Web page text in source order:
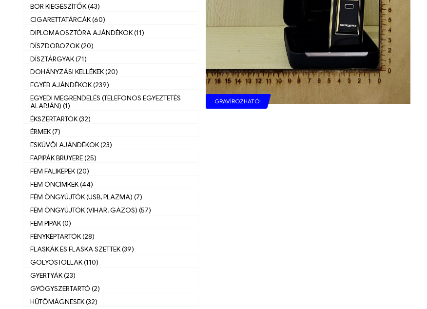
GRAVÍROZHATÓ!
BOR KIEGÉSZÍTŐK (43)
CIGARETTATÁRCÁK (60)
DIPLOMAOSZTÓRA AJÁNDÉKOK (11)
DÍSZDOBOZOK (20)
DÍSZTÁRGYAK (71)
DOHÁNYZÁSI KELLÉKEK (20)
EGYÉB AJÁNDÉKOK (239)
EGYEDI MEGRENDELÉS (TELEFONOS EGYEZTETÉS
ALAPJÁN) (1)
ÉKSZERTARTÓK (32)
ÉRMEK (7)
ESKÜVŐI AJÁNDÉKOK (23)
FAPIPÁK BRUYERE (25)
FÉM FALIKÉPEK (20)
FÉM ÓNCÍMKÉK (44)
FÉM ÖNGYÚJTÓK (USB, PLAZMA) (7)
FÉM ÖNGYÚJTÓK (VIHAR, GÁZOS) (57)
FÉM PIPÁK (0)
FÉNYKÉPTARTÓK (28)
FLASKÁK ÉS FLASKA SZETTEK (39)
GOLYÓSTOLLAK (110)
GYERTYÁK (23)
GYÓGYSZERTARTÓ (2)
HŰTŐMÁGNESEK (32)